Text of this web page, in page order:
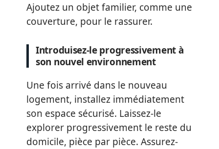
Ajoutez un objet familier, comme une
couverture, pour le rassurer.
Introduisez-le progressivement à
son nouvel environnement
Une fois arrivé dans le nouveau
logement, installez immédiatement
son espace sécurisé. Laissez-le
explorer progressivement le reste du
domicile, pièce par pièce. Assurez-